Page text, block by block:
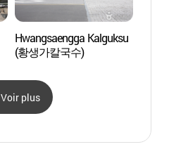
Hwangsaengga Kalguksu
(황생가칼국수)
Voir plus